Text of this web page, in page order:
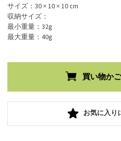
サイズ：30 × 10 × 10 cm
収納サイズ：
最小重量：32g
最大重量：40g
お気に入り